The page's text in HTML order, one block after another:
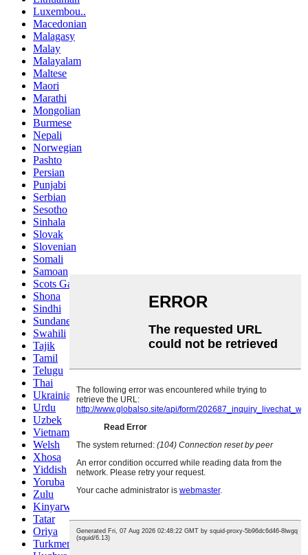
Luxembou..
Macedonian
Malagasy
Malay
Malayalam
Maltese
Maori
Marathi
Mongolian
Burmese
Nepali
Norwegian
Pashto
Persian
Punjabi
Serbian
Sesotho
Sinhala
Slovak
Slovenian
Somali
Samoan
Scots Gaelic
Shona
Sindhi
Sundanese
Swahili
Tajik
Tamil
Telugu
Thai
Ukrainian
Urdu
Uzbek
Vietnamese
Welsh
Xhosa
Yiddish
Yoruba
Zulu
Kinyarwanda
Tatar
Oriya
Turkmen